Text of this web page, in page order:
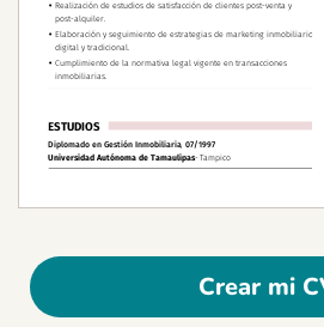
Crear mi